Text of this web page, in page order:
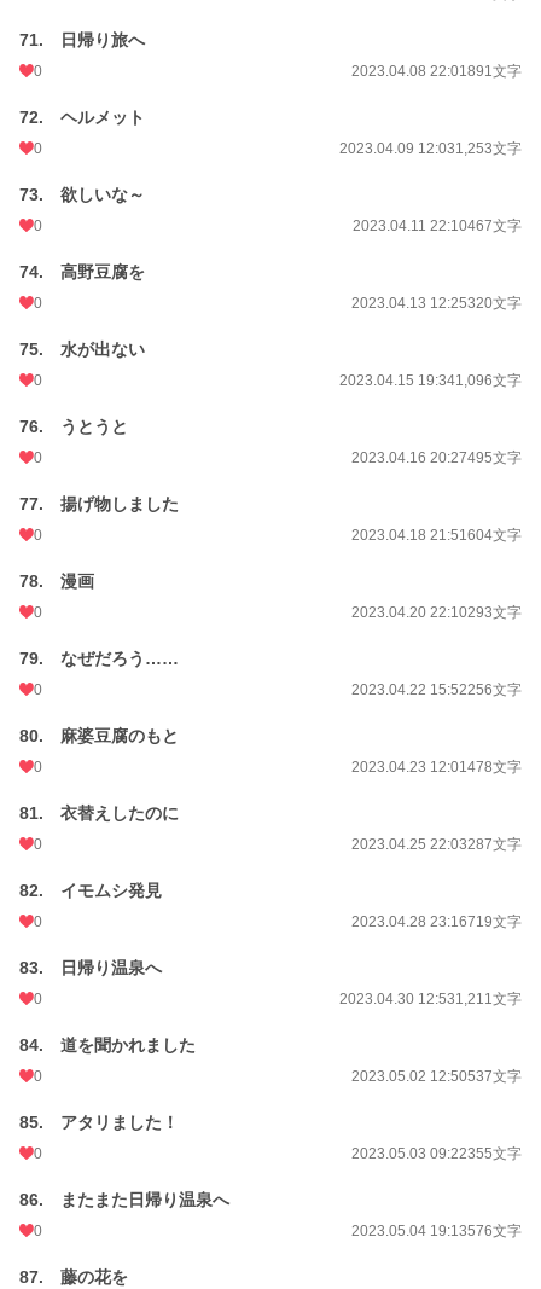
71. 日帰り旅へ
0 2023.04.08 22:01891文字
72. ヘルメット
0 2023.04.09 12:031,253文字
73. 欲しいな～
0 2023.04.11 22:10467文字
74. 高野豆腐を
0 2023.04.13 12:25320文字
75. 水が出ない
0 2023.04.15 19:341,096文字
76. うとうと
0 2023.04.16 20:27495文字
77. 揚げ物しました
0 2023.04.18 21:51604文字
78. 漫画
0 2023.04.20 22:10293文字
79. なぜだろう……
0 2023.04.22 15:52256文字
80. 麻婆豆腐のもと
0 2023.04.23 12:01478文字
81. 衣替えしたのに
0 2023.04.25 22:03287文字
82. イモムシ発見
0 2023.04.28 23:16719文字
83. 日帰り温泉へ
0 2023.04.30 12:531,211文字
84. 道を聞かれました
0 2023.05.02 12:50537文字
85. アタリました！
0 2023.05.03 09:22355文字
86. またまた日帰り温泉へ
0 2023.05.04 19:13576文字
87. 藤の花を